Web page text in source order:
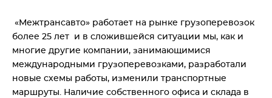
«Межтрансавто» работает на рынке грузоперевозок
более 25 лет и в сложившейся ситуации мы, как и
многие другие компании, занимающимися
международными грузоперевозками, разработали
новые схемы работы, изменили транспортные
маршруты. Наличие собственного офиса и склада в